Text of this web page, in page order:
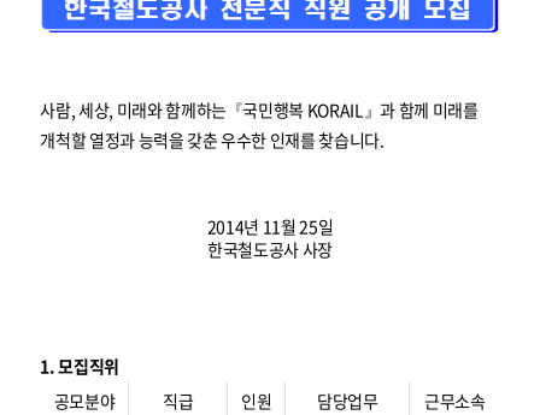
사람, 세상, 미래와 함께하는『국민행복 KORAIL』과 함께 미래를
개척할 열정과 능력을 갖춘 우수한 인재를 찾습니다.
2014년 11월 25일
한국철도공사 사장
1. 모집직위
공모분야
직급 인원 담당업무
근무소속